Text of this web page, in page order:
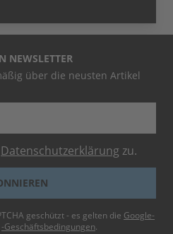
NEWSLETTER
über die neusten Artikel
Datenschutzerklärung zu.
geschützt - es gelten die Google-
-Geschäftsbedingungen.